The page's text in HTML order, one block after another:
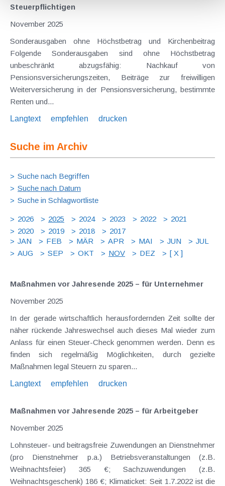
Steuerpflichtigen
November 2025
Sonderausgaben ohne Höchstbetrag und Kirchenbeitrag
Folgende Sonderausgaben sind ohne Höchstbetrag
unbeschränkt abzugsfähig: Nachkauf von
Pensionsversicherungszeiten, Beiträge zur freiwilligen
Weiterversicherung in der Pensionsversicherung, bestimmte
Renten und...
Langtext
empfehlen drucken
Suche im Archiv
Suche nach Begriffen
Suche nach Datum
Suche in Schlagwortliste
2026 2025 2024 2023 2022
2021
2020
2019 2018
2017
JAN
FEB MÄR APR MAI JUN
JUL
AUG
SEP OKT NOV DEZ [ X ]
Maßnahmen vor Jahresende 2025 – für Unternehmer
November 2025
In der gerade wirtschaftlich herausfordernden Zeit sollte der
näher rückende Jahreswechsel auch dieses Mal wieder zum
Anlass für einen Steuer-Check genommen werden. Denn es
finden sich regelmäßig Möglichkeiten, durch gezielte
Maßnahmen legal Steuern zu sparen...
Langtext
empfehlen drucken
Maßnahmen vor Jahresende 2025 – für Arbeitgeber
November 2025
Lohnsteuer- und beitragsfreie Zuwendungen an Dienstnehmer
(pro Dienstnehmer p.a.) Betriebsveranstaltungen (z.B.
Weihnachtsfeier) 365 €; Sachzuwendungen (z.B.
Weihnachtsgeschenk) 186 €; Klimaticket: Seit 1.7.2022 ist die